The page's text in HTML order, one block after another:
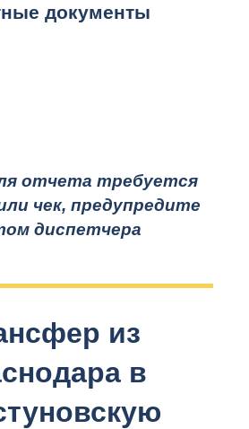
документы
отчета требуется
чек, предупредите
диспетчера
из
в